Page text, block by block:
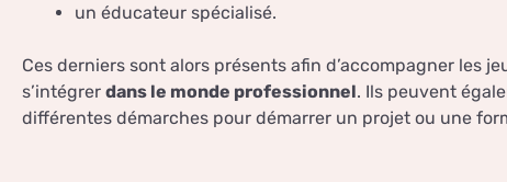
un éducateur spécialisé.
Ces derniers sont alors présents afin d’accompagner les
s’intégrer dans le monde professionnel. Ils peuvent
différentes démarches pour démarrer un projet ou une